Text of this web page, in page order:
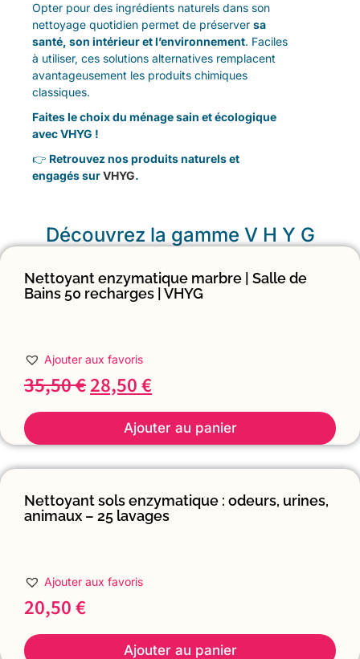
Opter pour des ingrédients naturels dans son
nettoyage quotidien permet de préserver sa
santé, son intérieur et l’environnement. Faciles
à utiliser, ces solutions alternatives remplacent
avantageusement les produits chimiques
classiques.
Faites le choix du ménage sain et écologique
avec VHYG !
👉 Retrouvez nos produits naturels et
engagés surVHYG.
Découvrez la gamme V H Y G
Nettoyant enzymatique marbre | Salle de
Bains 50 recharges | VHYG
Ajouter aux favoris
35,50€28,50€
Ajouter au panier
Nettoyant sols enzymatique : odeurs, urines,
animaux – 25 lavages
Ajouter aux favoris
20,50€
Ajouter au panier